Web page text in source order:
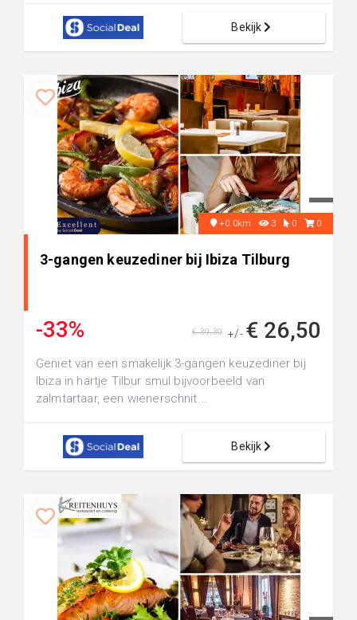
Bekijk
+0.0km 3 0 0
3-gangen keuzediner bij Ibiza Tilburg
-33% +/- € 26,50
€ 39,30
Geniet van een smakelijk 3-gangen keuzediner bij
Ibiza in hartje Tilbur smul bijvoorbeeld van
zalmtartaar, een wienerschnit...
Bekijk